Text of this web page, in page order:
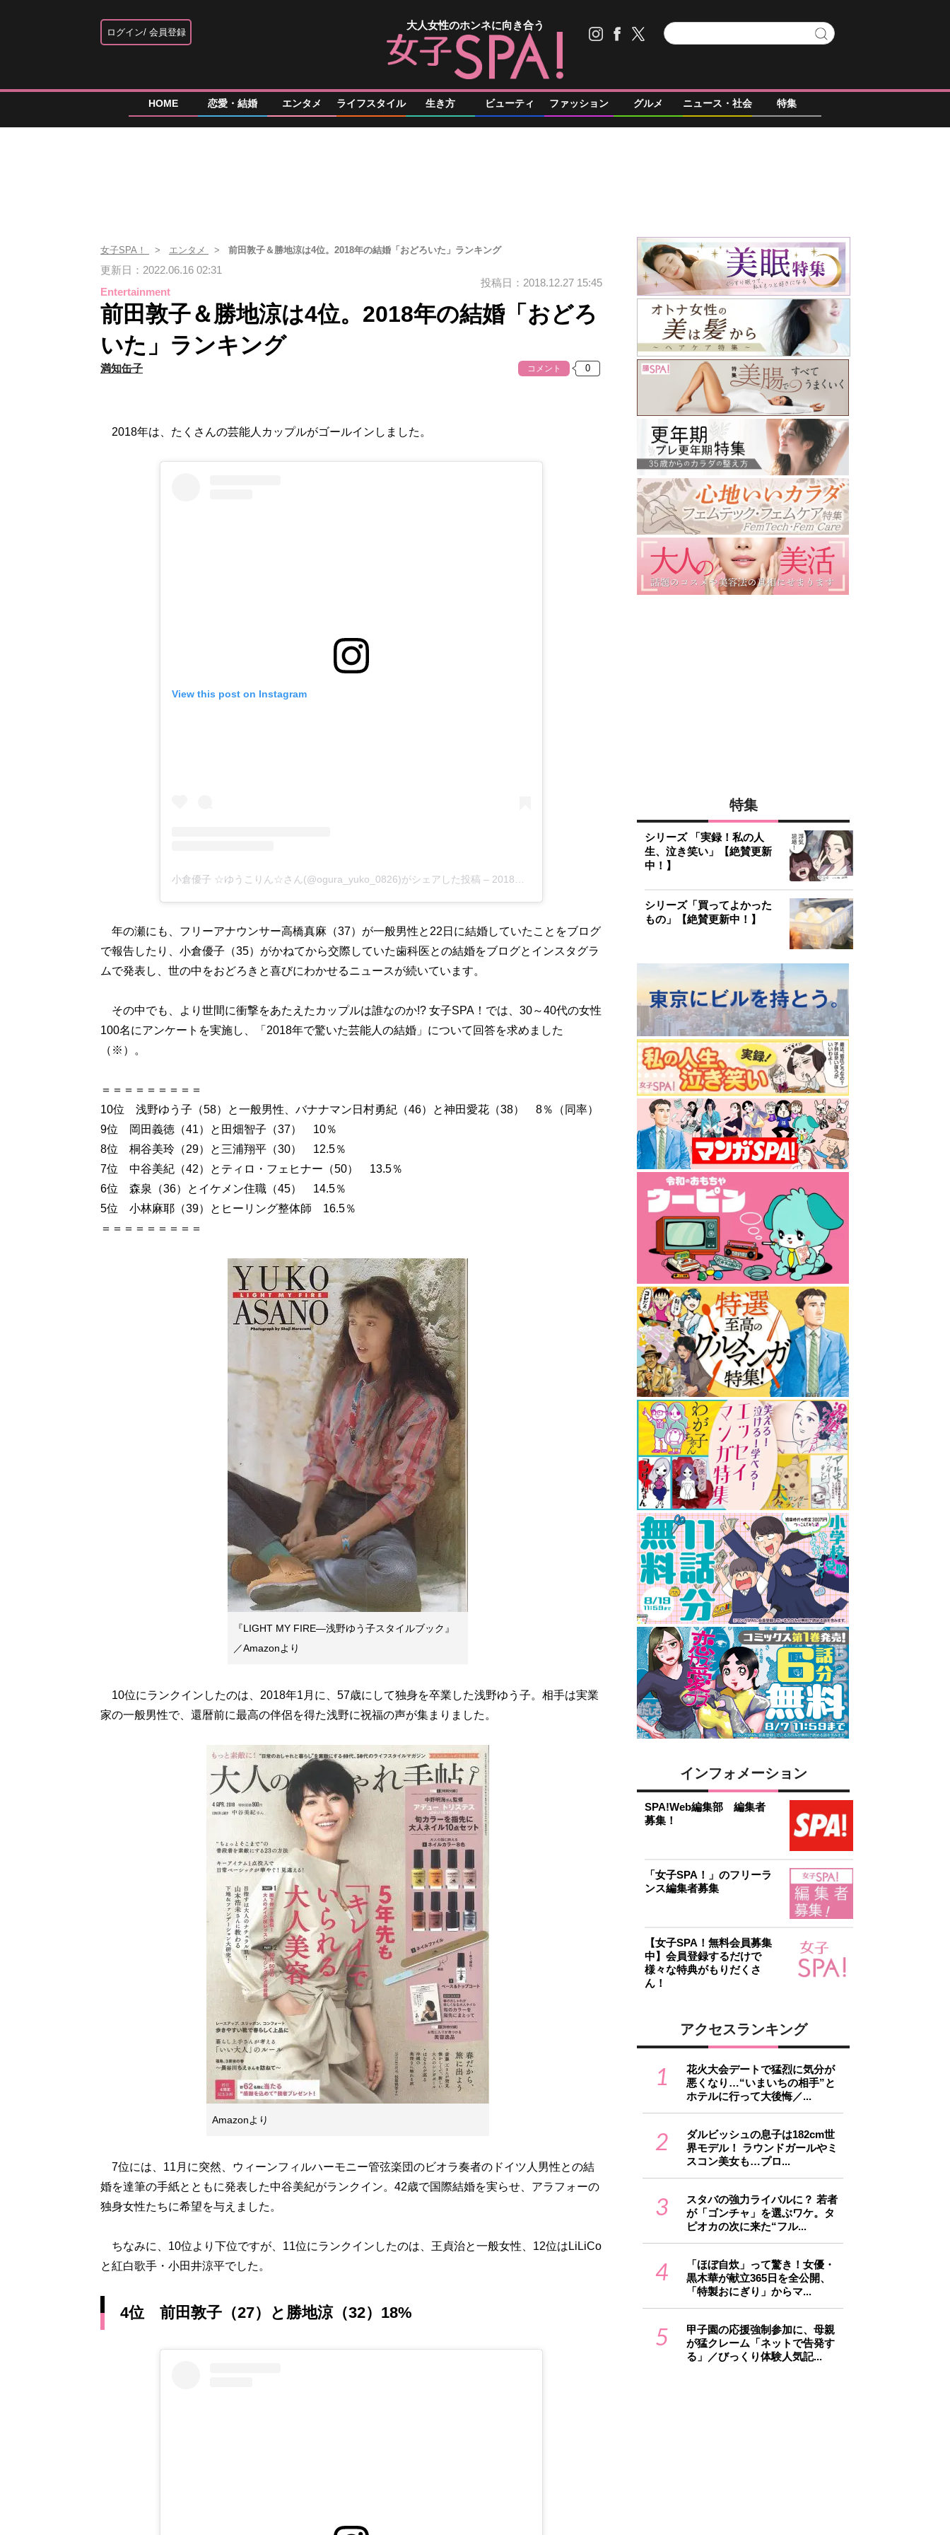
ログイン 会員登録
大人女性のホンネに向き合う
HOME 恋愛・結婚 エンタメ ライフスタイル 生き方 ビューティ ファッション グルメ ニュース・社会 特集
女子SPA！ エンタメ 前田敦子＆勝地涼は4位。2018年の結婚「おどろいた」ランキング
更新日：2022.06.16 02:31
Entertainment
投稿日：2018.12.27 15:45
前田敦子＆勝地涼は4位。2018年の結婚「おどろ
いた」ランキング
満知缶子 コメント
2018年は、たくさんの芸能人カップルがゴールインしました。
View this post on Instagram
小倉優子 ☆ゆうこりん☆さん(@ogura_yuko_0826)がシェアした投稿 – 2018年12月月24日午後7時57分PST
年の瀬にも、フリーアナウンサー高橋真麻（37）が一般男性と22日に結婚していたことをブログ
で報告したり、小倉優子（35）がかねてから交際していた歯科医との結婚をブログとインスタグラ
ムで発表し、世の中をおどろきと喜びにわかせるニュースが続いています。
その中でも、より世間に衝撃をあたえたカップルは誰なのか!? 女子SPA！では、30～40代の女性
100名にアンケートを実施し、「2018年で驚いた芸能人の結婚」について回答を求めました
（※）。
＝＝＝＝＝＝＝＝＝
10位 浅野ゆう子（58）と一般男性、バナナマン日村勇紀（46）と神田愛花（38） 8％（同率）
9位 岡田義徳（41）と田畑智子（37） 10％
8位 桐谷美玲（29）と三浦翔平（30） 12.5％
7位 中谷美紀（42）とティロ・フェヒナー（50） 13.5％
6位 森泉（36）とイケメン住職（45） 14.5％
5位 小林麻耶（39）とヒーリング整体師 16.5％
＝＝＝＝＝＝＝＝＝
『LIGHT MY FIRE―浅野ゆう子スタイルブック』
／Amazonより
10位にランクインしたのは、2018年1月に、57歳にして独身を卒業した浅野ゆう子。相手は実業
家の一般男性で、還暦前に最高の伴侶を得た浅野に祝福の声が集まりました。
Amazonより
7位には、11月に突然、ウィーンフィルハーモニー管弦楽団のビオラ奏者のドイツ人男性との結
婚を達筆の手紙とともに発表した中谷美紀がランクイン。42歳で国際結婚を実らせ、アラフォーの
独身女性たちに希望を与えました。
ちなみに、10位より下位ですが、11位にランクインしたのは、王貞治と一般女性、12位はLiLiCo
と紅白歌手・小田井涼平でした。
4位 前田敦子（27）と勝地涼（32）18%
特集
シリーズ 「実録！私の人
生、泣き笑い」【絶賛更新
中！】
シリーズ「買ってよかった
もの」【絶賛更新中！】
インフォメーション
SPA!Web編集部 編集者
募集！
「女子SPA！」のフリーラ
ンス編集者募集
【女子SPA！無料会員募集
中】会員登録するだけで
様々な特典がもりだくさ
ん！
アクセスランキング
1
花火大会デートで猛烈に気分が
悪くなり…“いまいちの相手”と
ホテルに行って大後悔／...
2
ダルビッシュの息子は182cm世
界モデル！ ラウンドガールやミ
スコン美女も…プロ...
3
スタバの強力ライバルに？ 若者
が「ゴンチャ」を選ぶワケ。タ
ピオカの次に来た“フル...
4
「ほぼ自炊」って驚き！女優・
黒木華が献立365日を全公開、
「特製おにぎり」からマ...
5
甲子園の応援強制参加に、母親
が猛クレーム「ネットで告発す
る」／びっくり体験人気記...